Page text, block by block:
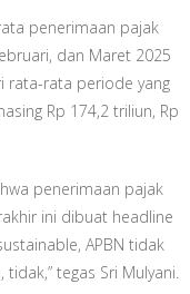
penerimaan pajak
dan Maret 2025
rata-rata periode yang
Rp 174,2 triliun, Rp
penerimaan pajak
ini dibuat headline
APBN tidak
tegas Sri Mulyani.